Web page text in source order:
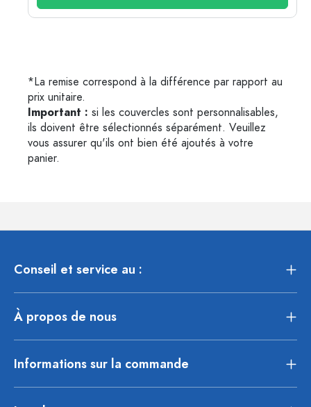
*La remise correspond à la différence par rapport au
prix unitaire.
Important : si les couvercles sont personnalisables,
ils doivent être sélectionnés séparément. Veuillez
vous assurer qu'ils ont bien été ajoutés à votre
panier.
Conseil et service au :
À propos de nous
Informations sur la commande